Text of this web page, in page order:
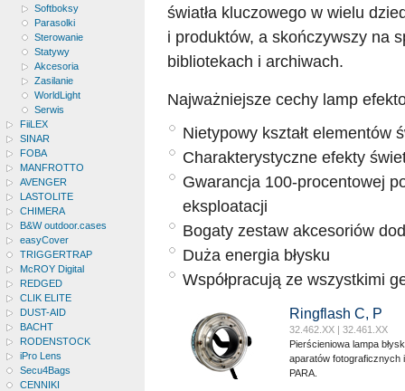
Softboksy
Parasolki
Sterowanie
Statywy
Akcesoria
Zasilanie
WorldLight
Serwis
FiiLEX
SINAR
FOBA
MANFROTTO
AVENGER
LASTOLITE
CHIMERA
B&W outdoor.cases
easyCover
TRIGGERTRAP
McROY Digital
REDGED
CLIK ELITE
DUST-AID
BACHT
RODENSTOCK
iPro Lens
Secu4Bags
CENNIKI
światła kluczowego w wielu
i produktów, a skończywszy na
bibliotekach i archiwach.
Najważniejsze cechy lamp
Nietypowy kształt elementów
Charakterystyczne efekty
Gwarancja 100-procentowej
eksploatacji
Bogaty zestaw akcesoriów
Duża energia błysku
Współpracują ze wszystkimi
Ringflash C, P
32.462.XX | 32.461.XX
Pierścieniowa lampa
aparatów fotograficznych
PARA.